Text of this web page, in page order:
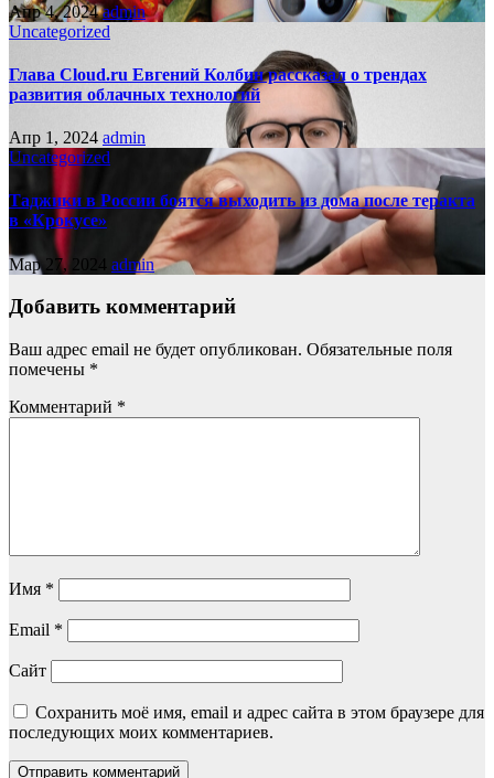
Апр 4, 2024admin
Uncategorized
Глава Cloud.ru Евгений Колбин рассказал о трендах
развития облачных технологий
Апр 1, 2024 admin
Uncategorized
Таджики в России боятся выходить из дома после теракта
в «Крокусе»
Мар 27, 2024 admin
Добавить комментарий
Ваш адрес email не будет опубликован. Обязательные поля
помечены *
Комментарий *
Имя *
Email *
Сайт
Сохранить моё имя, email и адрес сайта в этом браузере для
последующих моих комментариев.